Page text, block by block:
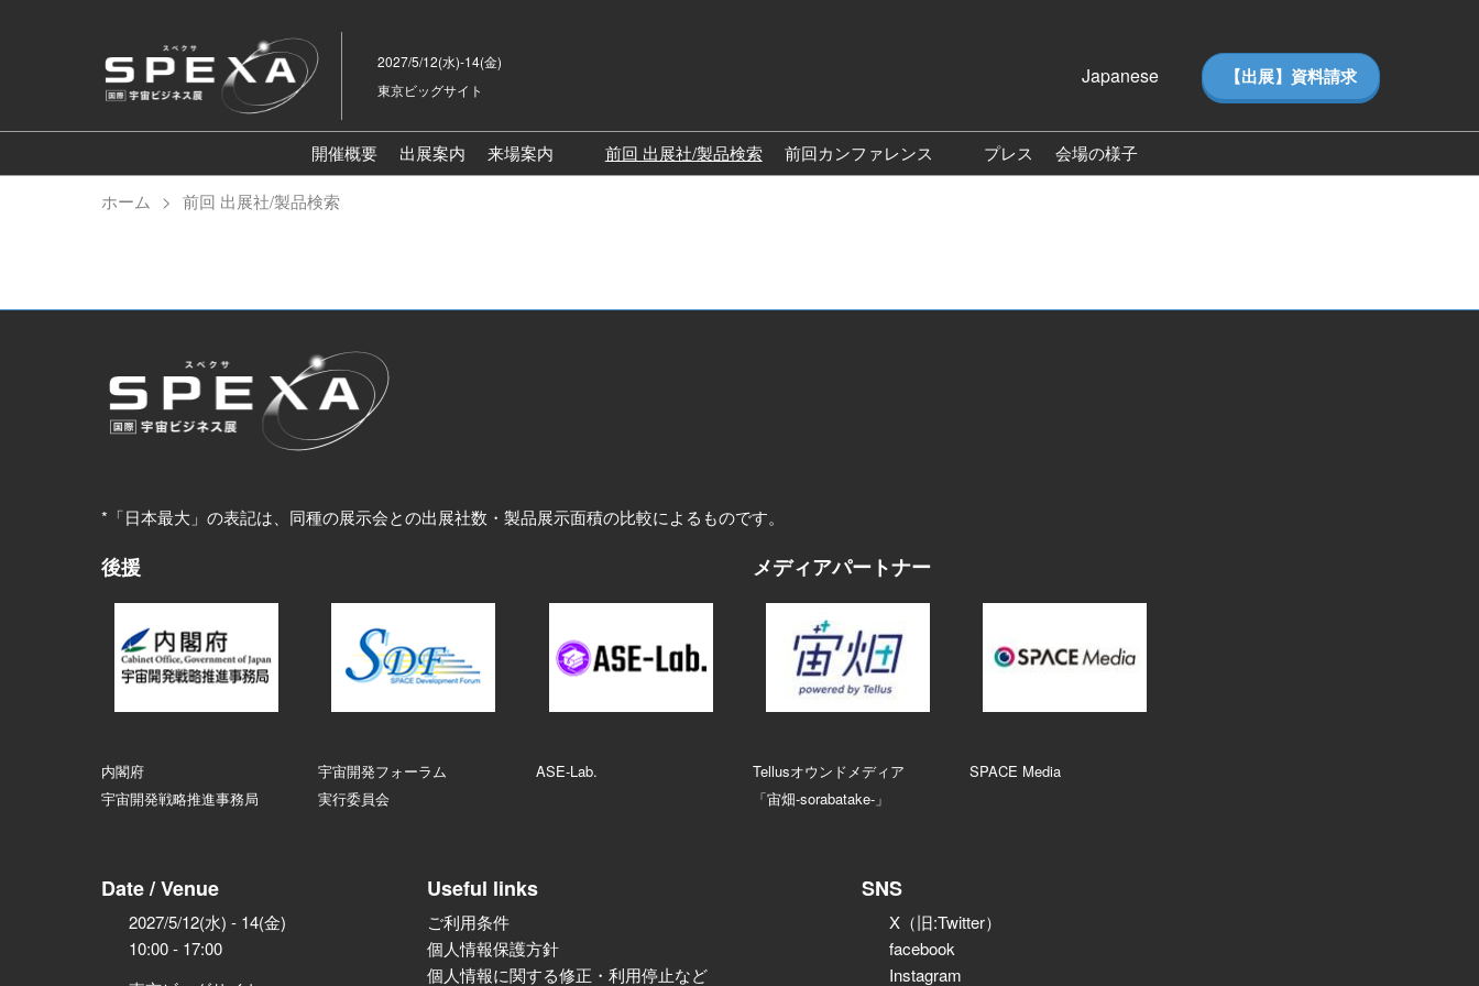
ッ
プ
進
む
2027/5/12(水)-14(金)
東京ビッグサイト
Japanese
English
【出展】資料請求
開催概要 出展案内
来場案内
前回 出展社/製品検索
前回カンファレンス
プレス
会場の様子
ホーム 前回 出展社/製品検索
*「日本最大」の表記は、同種の展示会との出展社数・製品展示面積の比較によるものです。
後援
内閣府
宇宙開発戦略推進事務局
宇宙開発フォーラム
実行委員会
ASE‑Lab.
メディアパートナー
Tellusオウンドメディア
「宙畑-sorabatake-」
SPACE Media
Date / Venue
2027/5/12(水) - 14(金)
10:00 - 17:00
Useful links
ご利用条件
個人情報保護方針
個人情報に関する修正・利用停止など
SNS
X（旧:Twitter）
facebook
Instagram